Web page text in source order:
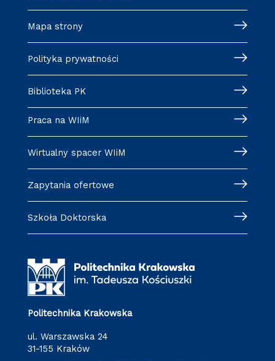
Mapa strony
Polityka prywatności
Biblioteka PK
Praca na WIiM
Wirtualny spacer WIiM
Zapytania ofertowe
Szkoła Doktorska
Politechnika Krakowska
ul. Warszawska 24
31-155 Kraków